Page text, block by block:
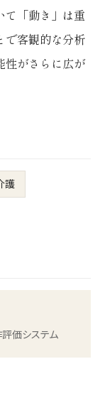
て「動き」は重
で客観的な分析
性がさらに広が
護
価システム